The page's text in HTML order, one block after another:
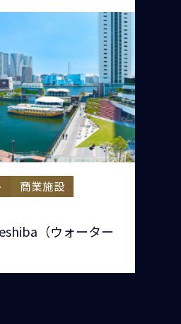
商業施設
（ウォーター